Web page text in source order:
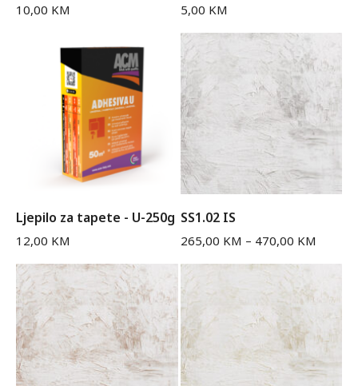
10,00 KM 5,00 KM
Ljepilo za tapete - U-250g
12,00 KM
SS1.02 IS
265,00 KM – 470,00 KM